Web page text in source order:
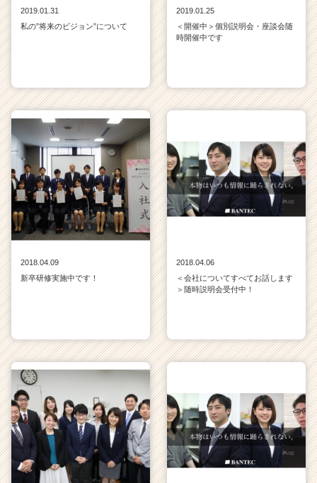
2019.01.31
私の”将来のビジョン”について
2019.01.25
＜開催中＞個別説明会・座談会随
時開催中です
2018.04.09
新卒研修実施中です！
2018.04.06
＜会社についてすべてお話します
＞随時説明会受付中！